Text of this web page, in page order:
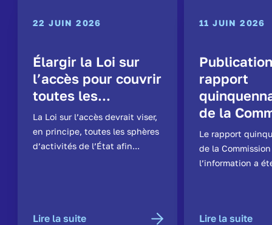
22 JUIN 2026
Élargir la Loi sur
l’accès pour couvrir
toutes les...
La Loi sur l’accès devrait viser,
en principe, toutes les sphères
d’activités de l’État afin...
Lire la suite
11 JUIN 2026
rapport
de la
Le rapport
de la Commission
l’information a
Lire la suite